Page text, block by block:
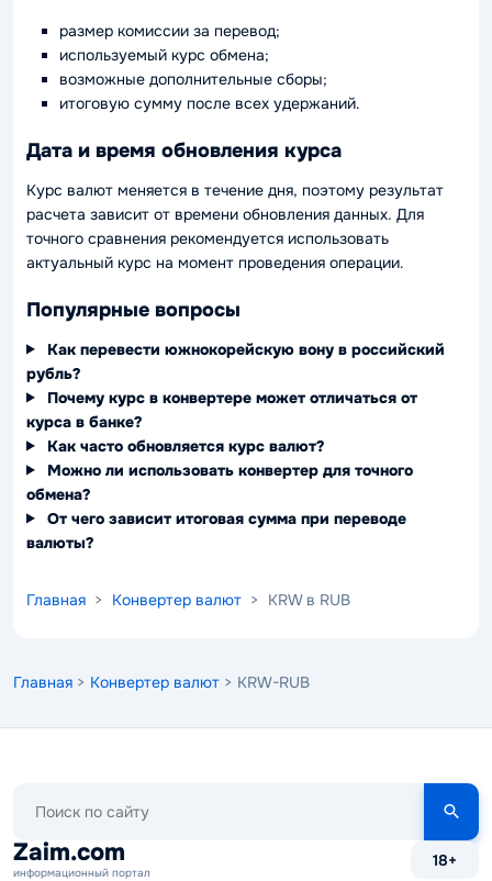
размер комиссии за перевод;
используемый курс обмена;
возможные дополнительные сборы;
итоговую сумму после всех удержаний.
Дата и время обновления курса
Курс валют меняется в течение дня, поэтому результат
расчета зависит от времени обновления данных. Для
точного сравнения рекомендуется использовать
актуальный курс на момент проведения операции.
Популярные вопросы
Как перевести южнокорейскую вону в российский
рубль?
Почему курс в конвертере может отличаться от
курса в банке?
Как часто обновляется курс валют?
Можно ли использовать конвертер для точного
обмена?
От чего зависит итоговая сумма при переводе
валюты?
Главная > Конвертер валют > KRW в RUB
Главная > Конвертер валют > KRW-RUB
сайту
Zaim.com
информационный портал
18+